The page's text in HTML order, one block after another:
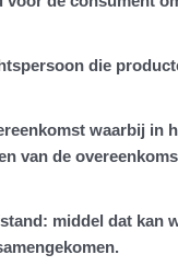
die
waarbij in
van de
: middel dat kan